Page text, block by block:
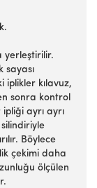
yerleştirilir.
sayası
iplikler kılavuz,
sonra kontrol
ayrı ayrı
Böylece
çekimi daha
ölçülen